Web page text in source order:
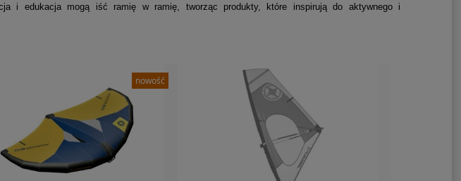
i edukacja mogą iść ramię w ramię, tworząc produkty, które inspirują do aktywnego i
nowość